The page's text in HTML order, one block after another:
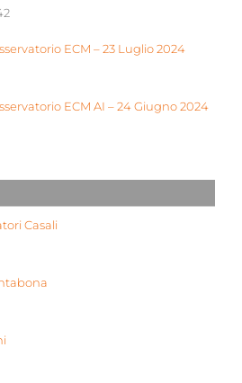
ECM – 23 Luglio 2024
ECM AI – 24 Giugno 2024
Casali